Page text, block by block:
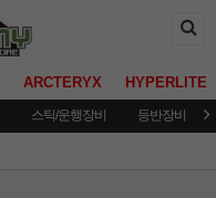
ARCTERYX HYPERLITE
스틱/운행장비 등반장비